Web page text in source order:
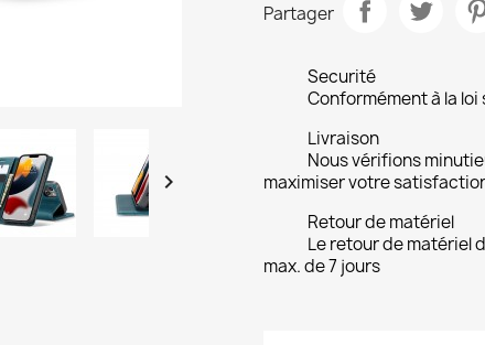

Partager
Securité
Conformément à la
Livraison
Nous vérifions
maximiser votre
Retour de matériel
Le retour de matériel
max. de 7 jours